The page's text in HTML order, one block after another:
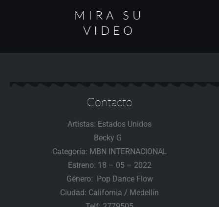
MIRA SU
VIDEO
Contacto
Artistas: Estados Unidos
Becky G
Categoría: MBN INTERNACIONAL
Estreno: 18 – 05 – 2022
Género: Pop Dance Flow
Ciudad: California / Medellín